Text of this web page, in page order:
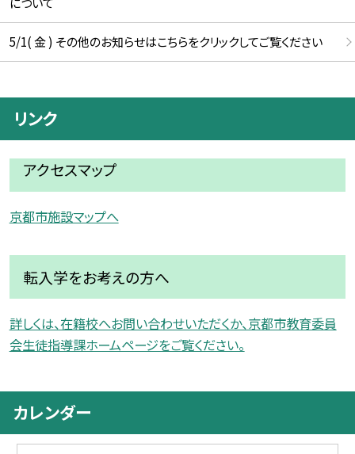
5/1( 金 ) その他のお知らせはこちらをクリックしてご覧ください
リンク
アクセスマップ
京都市施設マップへ
転入学をお考えの方へ
詳しくは、在籍校へお問い合わせいただくか、京都市教育委員
会生徒指導課ホームページをご覧ください。
カレンダー